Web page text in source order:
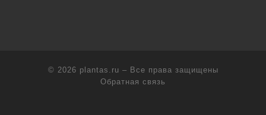
© 2026 plantas.ru – Все права защищены
Обратная связь